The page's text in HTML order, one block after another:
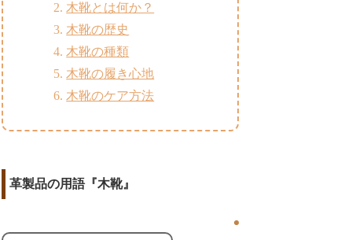
木靴とは何か？
木靴の歴史
木靴の種類
木靴の履き心地
木靴のケア方法
革製品の用語『木靴』